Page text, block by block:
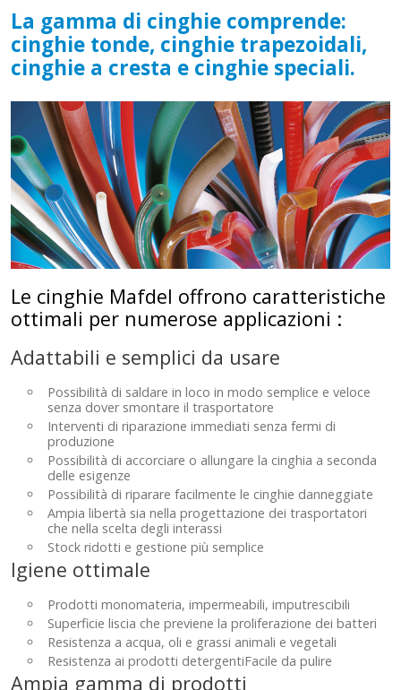
La gamma di cinghie comprende:
cinghie tonde, cinghie trapezoidali,
cinghie a cresta e cinghie speciali.
Le cinghie Mafdel offrono caratteristiche
ottimali per numerose applicazioni :
Adattabili e semplici da usare
Possibilità di saldare in loco in modo semplice e veloce
senza dover smontare il trasportatore
Interventi di riparazione immediati senza fermi di
produzione
Possibilità di accorciare o allungare la cinghia a seconda
delle esigenze
Possibilità di riparare facilmente le cinghie danneggiate
Ampia libertà sia nella progettazione dei trasportatori
che nella scelta degli interassi
Stock ridotti e gestione più semplice
Igiene ottimale
Prodotti monomateria, impermeabili, imputrescibili
Superficie liscia che previene la proliferazione dei batteri
Resistenza a acqua, oli e grassi animali e vegetali
Resistenza ai prodotti detergentiFacile da pulire
Ampia gamma di prodotti